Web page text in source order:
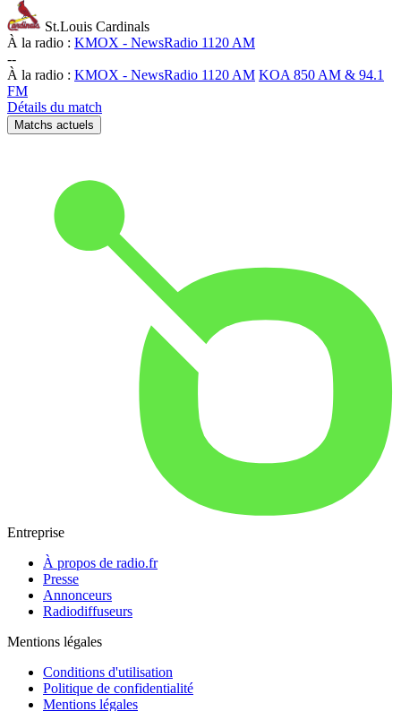
St.Louis Cardinals
À la radio : KMOX - NewsRadio 1120 AM
--
À la radio : KMOX - NewsRadio 1120 AM KOA 850 AM & 94.1
FM
Détails du match
Matchs actuels
Entreprise
À propos de radio.fr
Presse
Annonceurs
Radiodiffuseurs
Mentions légales
Conditions d'utilisation
Politique de confidentialité
Mentions légales